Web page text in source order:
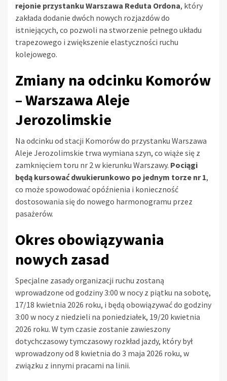
rejonie przystanku Warszawa Reduta Ordona, który
zakłada dodanie dwóch nowych rozjazdów do
istniejących, co pozwoli na stworzenie pełnego układu
trapezowego i zwiększenie elastyczności ruchu
kolejowego.
Zmiany na odcinku Komorów
– Warszawa Aleje
Jerozolimskie
Na odcinku od stacji Komorów do przystanku Warszawa
Aleje Jerozolimskie trwa wymiana szyn, co wiąże się z
zamknięciem toru nr 2 w kierunku Warszawy. Pociągi
będą kursować dwukierunkowo po jednym torze nr 1,
co może spowodować opóźnienia i konieczność
dostosowania się do nowego harmonogramu przez
pasażerów.
Okres obowiązywania
nowych zasad
Specjalne zasady organizacji ruchu zostaną
wprowadzone od godziny 3:00 w nocy z piątku na sobotę,
17/18 kwietnia 2026 roku, i będą obowiązywać do godziny
3:00 w nocy z niedzieli na poniedziałek, 19/20 kwietnia
2026 roku. W tym czasie zostanie zawieszony
dotychczasowy tymczasowy rozkład jazdy, który był
wprowadzony od 8 kwietnia do 3 maja 2026 roku, w
związku z innymi pracami na linii.